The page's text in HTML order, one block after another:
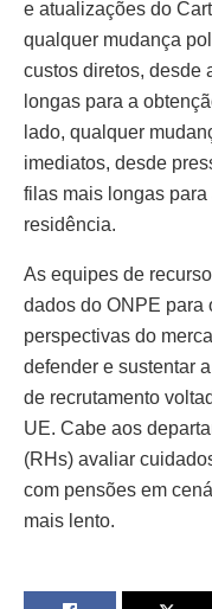
e atualizações do
qualquer mudança
custos diretos, desde
longas para a
lado, qualquer
imediatos, desde
filas mais longas
residência.
As equipes de
dados do ONPE para
perspectivas do
defender e sustentar
de recrutamento
UE. Cabe aos
(RHs) avaliar
com pensões em
mais lento.